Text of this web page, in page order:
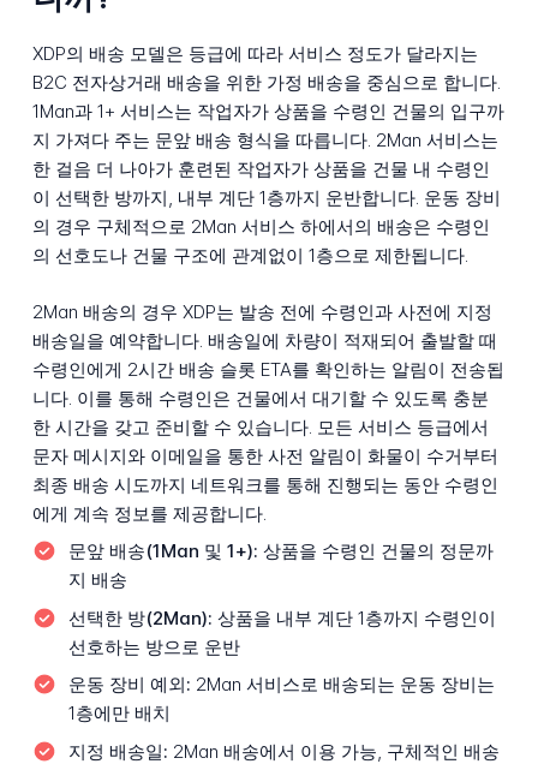
XDP의 배송 모델은 등급에 따라 서비스 정도가 달라지는
B2C 전자상거래 배송을 위한 가정 배송을 중심으로 합니다.
1Man과 1+ 서비스는 작업자가 상품을 수령인 건물의 입구까
지 가져다 주는 문앞 배송 형식을 따릅니다. 2Man 서비스는
한 걸음 더 나아가 훈련된 작업자가 상품을 건물 내 수령인
이 선택한 방까지, 내부 계단 1층까지 운반합니다. 운동 장비
의 경우 구체적으로 2Man 서비스 하에서의 배송은 수령인
의 선호도나 건물 구조에 관계없이 1층으로 제한됩니다.
2Man 배송의 경우 XDP는 발송 전에 수령인과 사전에 지정
배송일을 예약합니다. 배송일에 차량이 적재되어 출발할 때
수령인에게 2시간 배송 슬롯 ETA를 확인하는 알림이 전송됩
니다. 이를 통해 수령인은 건물에서 대기할 수 있도록 충분
한 시간을 갖고 준비할 수 있습니다. 모든 서비스 등급에서
문자 메시지와 이메일을 통한 사전 알림이 화물이 수거부터
최종 배송 시도까지 네트워크를 통해 진행되는 동안 수령인
에게 계속 정보를 제공합니다.
문앞 배송(1Man 및 1+): 상품을 수령인 건물의 정문까
지 배송
선택한 방(2Man): 상품을 내부 계단 1층까지 수령인이
선호하는 방으로 운반
운동 장비 예외: 2Man 서비스로 배송되는 운동 장비는
1층에만 배치
지정 배송일: 2Man 배송에서 이용 가능, 구체적인 배송